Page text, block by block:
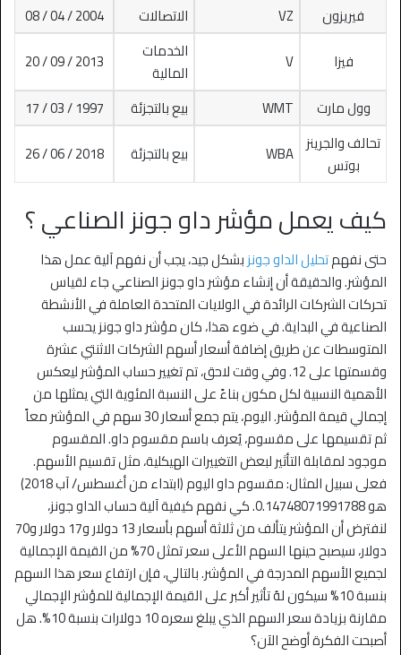
فيريزون VZ الاتصالات
2004 / 04 / 08
فيزا
V
الخدمات
المالية
2013 / 09 / 20
وول مارت
WMT بيع بالتجزئة
1997 / 03 / 17
تحالف والجرينز
بوتس
WBA بيع بالتجزئة 2018 / 06 / 26
كيف يعمل مؤشر داو جونز الصناعي ؟
حتى نفهمتحليل الداو جونزبشكل جيد، يجب أن نفهم آلية عمل هذا
المؤشر. والحقيقة أن إنشاء مؤشر داو جونز الصناعي جاء لقياس
تحركات الشركات الرائدة في الولايات المتحدة العاملة في الأنشطة
الصناعية في البداية.في ضوء هذا، كان مؤشر داو جونز يحسب
المتوسطات عن طريق إضافة أسعار أسهم الشركات الاثنتي عشرة
وقسمتها على 12. وفي وقت لاحق، تم تغيير حساب المؤشر ليعكس
الأهمية النسبية لكل مكون بناءً على النسبة المئوية التي يمثلها من
إجمالي قيمة المؤشر.
اليوم، يتم جمع أسعار 30 سهم في المؤشر معاً
ثم تقسيمها على مقسوم، يُعرف باسم مقسوم داو. المقسوم
موجود لمقابلة التأثير لبعض التغييرات الهيكلية، مثل تقسيم الأسهم.
فعلى سبيل المثال: مقسوم داو اليوم (ابتداء من أغسطس/ آب 2018)
هو 0.14748071991788.
كي نفهم كيفية آلية حساب الداو جونز،
لنفترض أن المؤشر يتألف من ثلاثة أسهم بأسعار 13 دولار و17 دولار و70
دولار، سيصبح حينها السهم الأعلى سعر تمثل 70% من القيمة الإجمالية
لجميع الأسهم المدرجة في المؤشر.بالتالي، فإن ارتفاع سعر هذا السهم
بنسبة 10% سيكون لهُ تأثير أكبر على القيمة الإجمالية للمؤشر الإجمالي
مقارنة بزيادة سعر السهم الذي يبلغ سعره 10 دولارات بنسبة 10%. هل
أصبحت الفكرة أوضح الآن؟